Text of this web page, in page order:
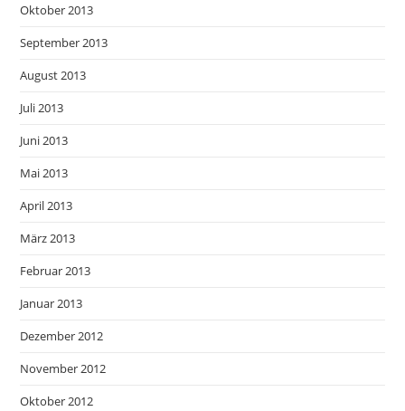
Oktober 2013
September 2013
August 2013
Juli 2013
Juni 2013
Mai 2013
April 2013
März 2013
Februar 2013
Januar 2013
Dezember 2012
November 2012
Oktober 2012